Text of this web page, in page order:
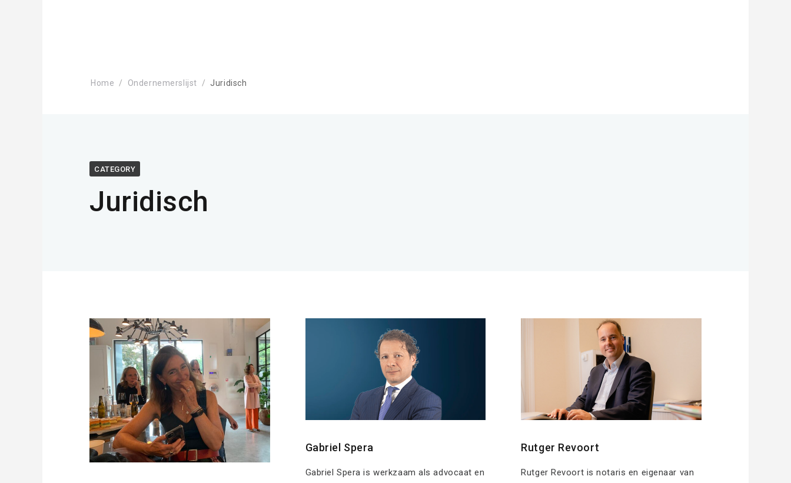
Home Ondernemerslijst Juridisch
CATEGORY
Juridisch
Gabriel Spera
Gabriel Spera is werkzaam als advocaat en
Rutger Revoort
Rutger Revoort is notaris en eigenaar van